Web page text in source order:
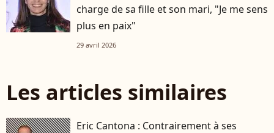
charge de sa fille et son mari, "Je me sens
plus en paix"
29 avril 2026
Les articles similaires
Eric Cantona : Contrairement à ses